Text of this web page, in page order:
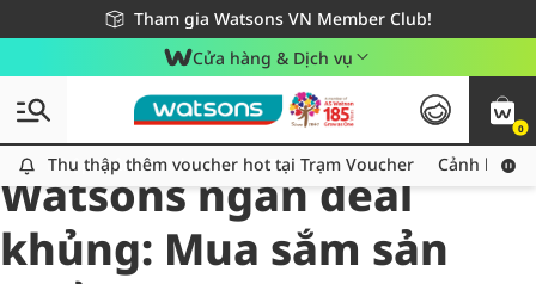
Tham gia Watsons VN Member Club!
Miễn phí giao hàng cho đơn hàng từ 249,000Đ
Giao hàng nhanh 24h - Áp dụng khu vực TP. Hồ Chí Minh
Cửa hàng & Dịch vụ
0
Thu thập thêm voucher hot tại Trạm Voucher
Thu thập thêm voucher hot tại Trạm Voucher Cảnh báo
All
Chăm Sóc Cá Nhân
Watsons ngàn deal
khủng: Mua sắm sản